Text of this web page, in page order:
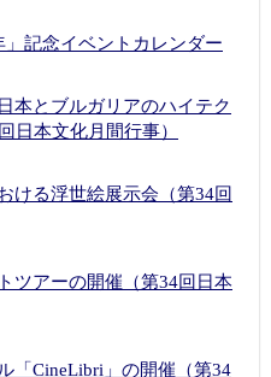
記念イベントカレンダー
本とブルガリアのハイテク
日本文化月間行事）
ける浮世絵展示会（第34回
ツアーの開催（第34回日本
「CineLibri」の開催（第34